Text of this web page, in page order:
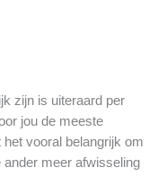
zijn is uiteraard per
jou de meeste
vooral belangrijk om
meer afwisseling